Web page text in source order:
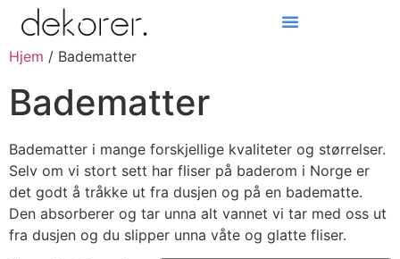
Hjem / Badematter
Badematter
Badematter i mange forskjellige kvaliteter og størrelser.
Selv om vi stort sett har fliser på baderom i Norge er
det godt å tråkke ut fra dusjen og på en badematte.
Den absorberer og tar unna alt vannet vi tar med oss ut
fra dusjen og du slipper unna våte og glatte fliser.